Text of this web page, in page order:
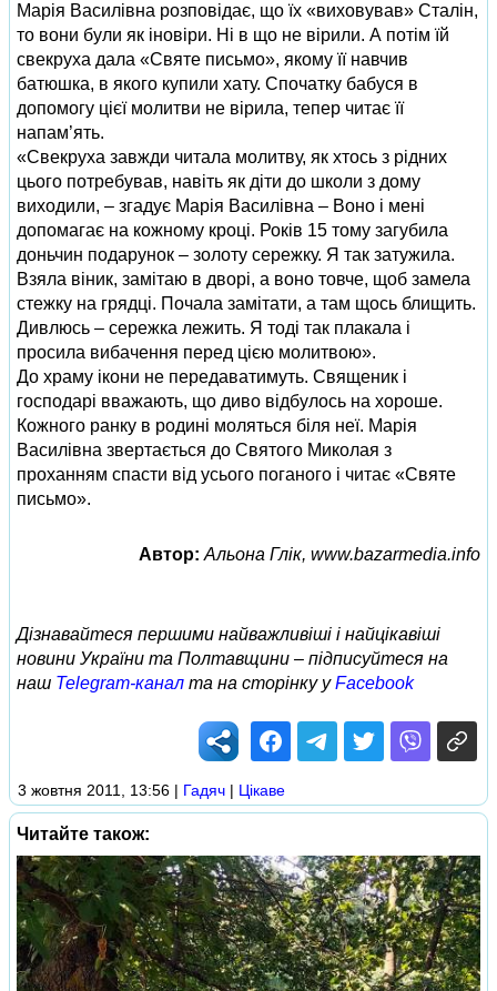
Марія Василівна розповідає, що їх «виховував» Сталін,
то вони були як іновіри. Ні в що не вірили. А потім їй
свекруха дала «Святе письмо», якому її навчив
батюшка, в якого купили хату. Спочатку бабуся в
допомогу цієї молитви не вірила, тепер читає її
напам’ять.
«Свекруха завжди читала молитву, як хтось з рідних
цього потребував, навіть як діти до школи з дому
виходили, – згадує Марія Василівна – Воно і мені
допомагає на кожному кроці. Років 15 тому загубила
доньчин подарунок – золоту сережку. Я так затужила.
Взяла віник, замітаю в дворі, а воно товче, щоб замела
стежку на грядці. Почала замітати, а там щось блищить.
Дивлюсь – сережка лежить. Я тоді так плакала і
просила вибачення перед цією молитвою».
До храму ікони не передаватимуть. Священик і
господарі вважають, що диво відбулось на хороше.
Кожного ранку в родині моляться біля неї. Марія
Василівна звертається до Святого Миколая з
проханням спасти від усього поганого і читає «Святе
письмо».
Автор: Альона Глік, www.bazarmedia.info
Дізнавайтеся першими найважливіші і найцікавіші
новини України та Полтавщини – підписуйтеся на
наш Telegram-канал та на сторінку уFacebook
3 жовтня 2011, 13:56 | Гадяч | Цікаве
Читайте також: